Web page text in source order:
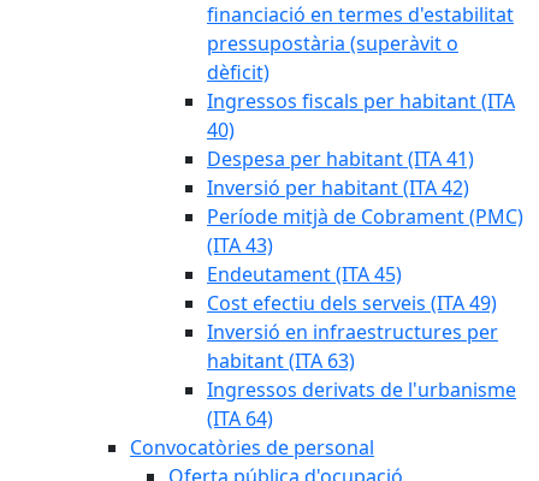
financiació en termes d'estabilitat
pressupostària (superàvit o
dèficit)
Ingressos fiscals per habitant (ITA
40)
Despesa per habitant (ITA 41)
Inversió per habitant (ITA 42)
Període mitjà de Cobrament (PMC)
(ITA 43)
Endeutament (ITA 45)
Cost efectiu dels serveis (ITA 49)
Inversió en infraestructures per
habitant (ITA 63)
Ingressos derivats de l'urbanisme
(ITA 64)
Convocatòries de personal